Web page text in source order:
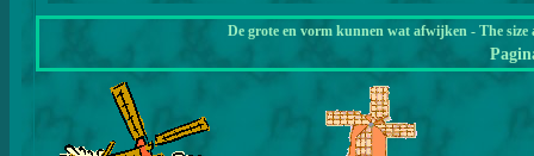
De grote en vorm kunnen wat afwijken - The